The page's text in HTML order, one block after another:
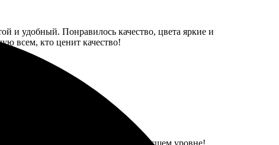
и удобный. Понравилось качество, цвета яркие и
всем, кто ценит качество!